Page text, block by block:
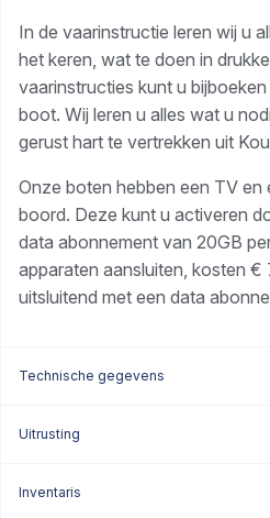
In de vaarinstructie leren wij u
het keren, wat te doen in
vaarinstructies kunt u
boot. Wij leren u alles wat u
gerust hart te vertrekken uit
Onze boten hebben een TV
boord. Deze kunt u activeren
data abonnement van 20GB
apparaten aansluiten, kosten €
uitsluitend met een data
Technische gegevens
Uitrusting
Inventaris